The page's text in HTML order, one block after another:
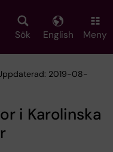
Sök English Meny
2019-08-
i Karolinska